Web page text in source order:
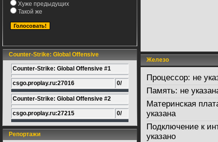
Хуже предыдущих
Такой же
Counter-Strike: Global Offensive
Counter-Strike: Global Offensive #1
csgo.proplay.ru:27016 0/
Counter-Strike: Global Offensive #2
csgo.proplay.ru:27215 0/
Репортажи
Железо
Процессор: не
Память: не
Материнская
указана
Подключение к
указано